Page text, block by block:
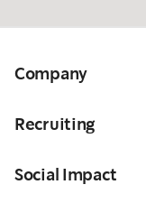
Company
Recruiting
Social Impact